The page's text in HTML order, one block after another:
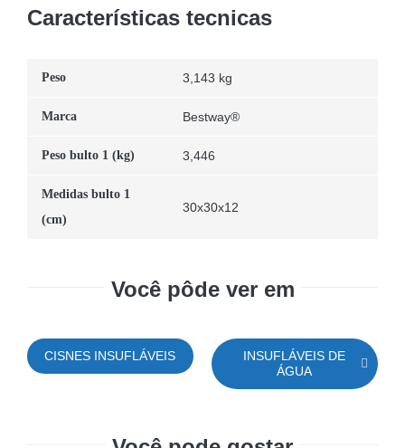
Características tecnicas
Peso 3,143 kg
Marca Bestway®
Peso bulto 1 (kg) 3,446
Medidas bulto 1
(cm)
30x30x12
Você pôde ver em
CISNES INSUFLÁVEIS
INSUFLÁVEIS DE
ÁGUA